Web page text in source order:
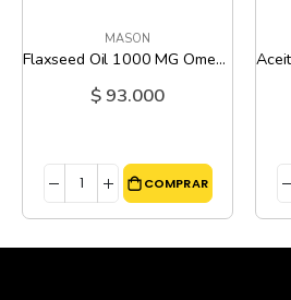
MASON
Flaxseed Oil 1000 MG Omega 3-6-9 Mason - 100 Capsulas Liquidas
$ 93.000
COMPRAR